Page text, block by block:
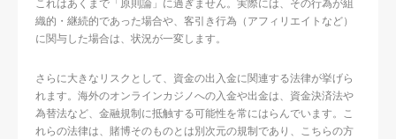
これはあくまで「原則論」に過ぎません。実際には、その行為が組
織的・継続的であった場合や、客引き行為（アフィリエイトなど）
に関与した場合は、状況が一変します。
さらに大きなリスクとして、資金の出入金に関連する法律が挙げら
れます。海外のオンラインカジノへの入金や出金は、資金決済法や
為替法など、金融規制に抵触する可能性を常にはらんでいます。こ
れらの法律は、賭博そのものとは別次元の規制であり、こちらの方